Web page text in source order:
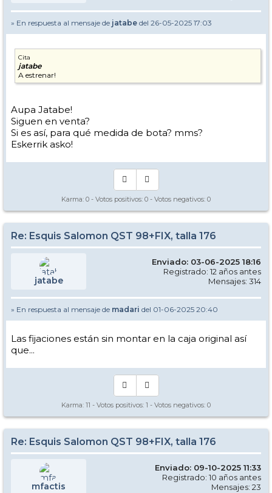
» En respuesta al mensaje de jatabe del 26-05-2025 17:03
Cita
jatabe
A estrenar!
Aupa Jatabe!
Siguen en venta?
Si es así, para qué medida de bota? mms?
Eskerrik asko!
Karma: 0 - Votos positivos: 0 - Votos negativos: 0
Re: Esquis Salomon QST 98+FIX, talla 176
jatabe
Enviado: 03-06-2025 18:16
Registrado: 12 años antes
Mensajes: 314
» En respuesta al mensaje de madari del 01-06-2025 20:40
Las fijaciones están sin montar en la caja original así
que...
Karma: 11 - Votos positivos: 1 - Votos negativos: 0
Re: Esquis Salomon QST 98+FIX, talla 176
mfactis
Enviado: 09-10-2025 11:33
Registrado: 10 años antes
Mensajes: 23